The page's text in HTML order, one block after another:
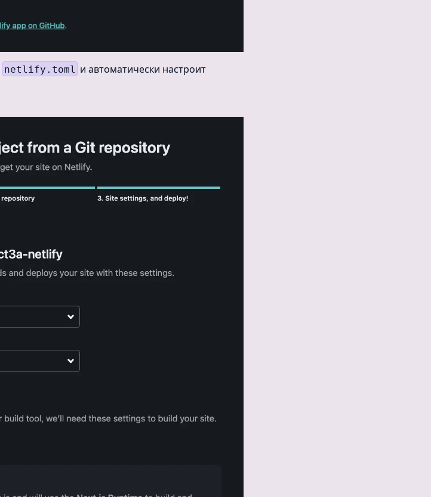
netlify.toml
и автоматически настроит